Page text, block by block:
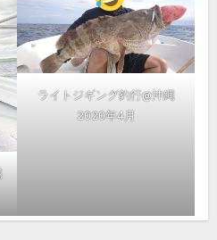
ライトジギング釣行@沖縄
2020年4月